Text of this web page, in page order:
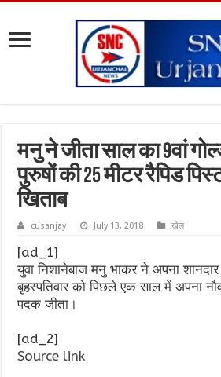
मनु ने जीता साल का 9वां
पुरुषों की 25 मीटर रैपिड
खिताब
cusanjay July 13, 2018 खेल
[ad_1]
युवा निशानेबाज मनु भाकर ने अपना
बृहस्पतिवार को पिछले एक साल में अपना
पदक जीता।
[ad_2]
Source link